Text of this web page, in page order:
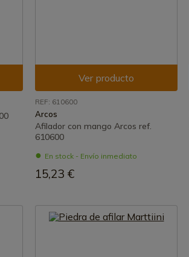
Ver producto
REF: 610600
Arcos
Afilador con mango Arcos ref.
610600
En stock - Envío inmediato
15,23 €